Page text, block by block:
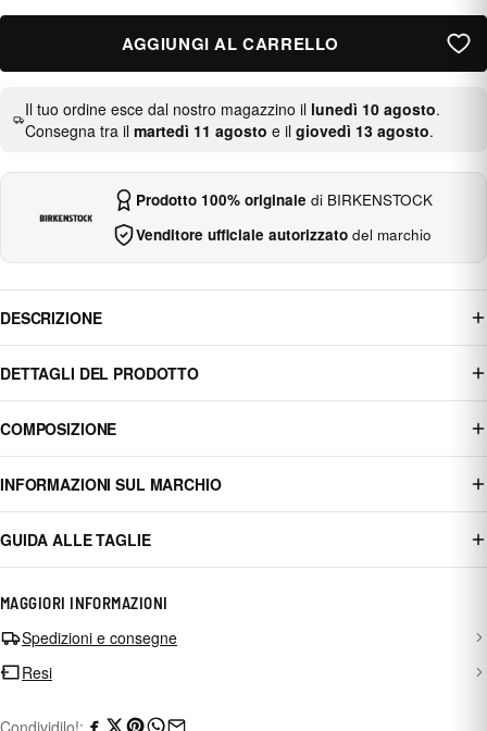
AGGIUNGI AL CARRELLO
Il tuo ordine esce dal nostro magazzino il lunedì 10 agosto.
Consegna tra il martedì 11 agosto e il giovedì 13 agosto.
Prodotto 100% originale di BIRKENSTOCK
Venditore ufficiale autorizzatodel marchio
DESCRIZIONE
DETTAGLI DEL PRODOTTO
COMPOSIZIONE
INFORMAZIONI SUL MARCHIO
GUIDA ALLE TAGLIE
MAGGIORI INFORMAZIONI
Spedizioni e consegne
Resi
Condividilo!: